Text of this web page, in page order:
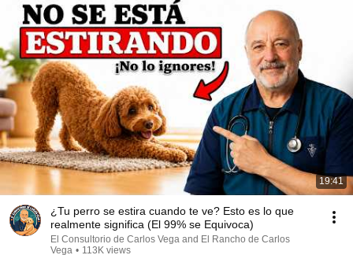
19:41
¿Tu perro se estira cuando te ve? Esto es lo que
realmente significa (El 99% se Equivoca)
El Consultorio de Carlos Vega and El Rancho de Carlos
Vega • 113K views